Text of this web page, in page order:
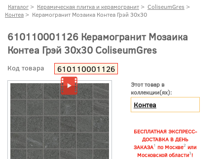
Каталог > Керамическая плитка и керамогранит > ColiseumGres >
Контеа > Керамогранит Мозаика Контеа Грэй 30x30
610110001126 Керамогранит Мозаика
Контеа Грэй 30x30 ColiseumGres
Код товара 610110001126
Этот товар в
коллекции(ях):
Контеа
БЕСПЛАТНАЯ ЭКСПРЕСС-
ДОСТАВКА В ДЕНЬ
ЗАКАЗА1 по Москве2 или
Московской области3!